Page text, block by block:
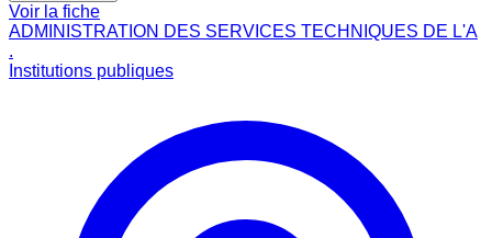
Voir la fiche
ADMINISTRATION DES SERVICES TECHNIQUES DE L'A
.
Institutions publiques